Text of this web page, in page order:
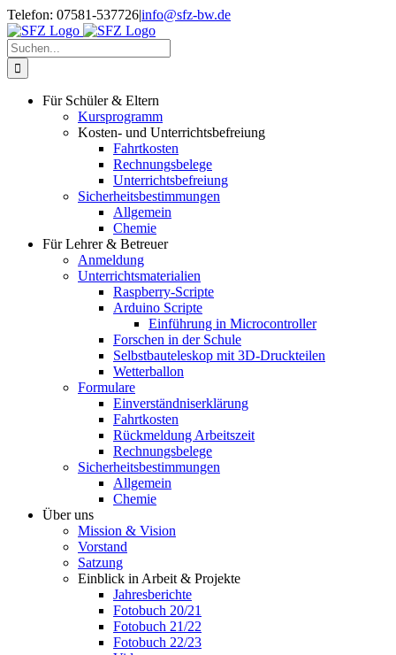
Zum
Inhalt
springen
Telefon: 07581-537726|info@sfz-bw.de
Suche
nach:
Für Schüler & Eltern
Kursprogramm
Kosten- und Unterrichtsbefreiung
Fahrtkosten
Rechnungsbelege
Unterrichtsbefreiung
Sicherheitsbestimmungen
Allgemein
Chemie
Für Lehrer & Betreuer
Anmeldung
Unterrichtsmaterialien
Raspberry-Scripte
Arduino Scripte
Einführung in Microcontroller
Forschen in der Schule
Selbstbauteleskop mit 3D-Druckteilen
Wetterballon
Formulare
Einverständniserklärung
Fahrtkosten
Rückmeldung Arbeitszeit
Rechnungsbelege
Sicherheitsbestimmungen
Allgemein
Chemie
Über uns
Mission & Vision
Vorstand
Satzung
Einblick in Arbeit & Projekte
Jahresberichte
Fotobuch 20/21
Fotobuch 21/22
Fotobuch 22/23